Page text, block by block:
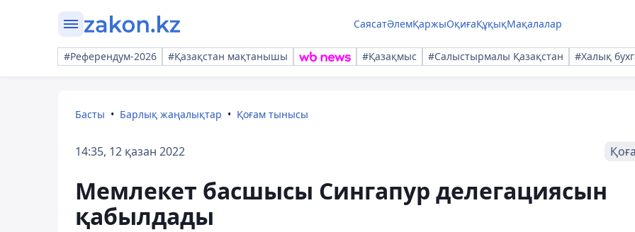
СаясатӘлемҚаржыОқиғаҚұқықМақалалар
#Референдум-2026 #Қазақстан мақтанышы #Қазақмыс #Салыстырмалы Қазақстан #Халық
Басты Барлық жаңалықтар Қоғам тынысы
14:35, 12 қазан 2022
Мемлекет басшысы Сингапур делегациясын
қабылдады